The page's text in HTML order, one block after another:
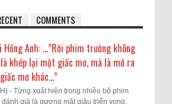
COMMENTS
Hồng Anh: …”Rời phim trường không
khép lại một giấc mơ, mà là mở ra
mơ khác...”
- Từng xuất hiện trong nhiều bộ phim
giá là gương mặt giàu triển vọng,